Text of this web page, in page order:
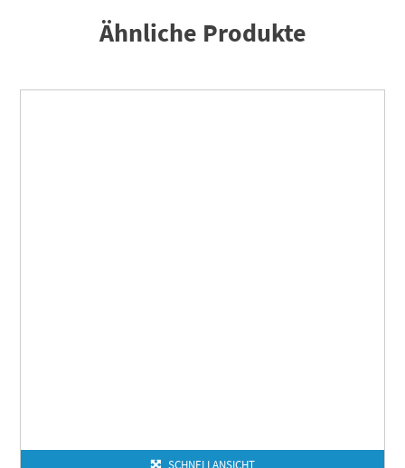
Ähnliche Produkte
SCHNELLANSICHT